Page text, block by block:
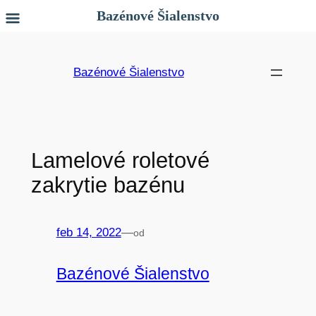
Bazénové Šialenstvo
Lamelové roletové
zakrytie bazénu
feb 14, 2022—od
Bazénové Šialenstvo
Bazénové Šialenstvo